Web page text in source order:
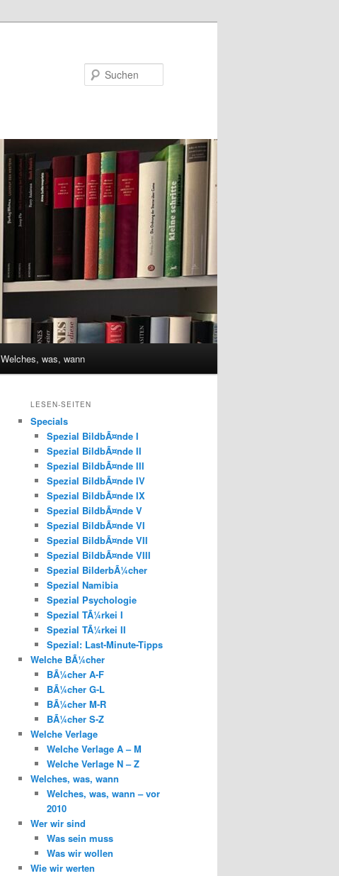
Welches, was, wann
LESEN-SEITEN
Specials
Spezial BildbÃ¤nde I
Spezial BildbÃ¤nde II
Spezial BildbÃ¤nde III
Spezial BildbÃ¤nde IV
Spezial BildbÃ¤nde IX
Spezial BildbÃ¤nde V
Spezial BildbÃ¤nde VI
Spezial BildbÃ¤nde VII
Spezial BildbÃ¤nde VIII
Spezial BilderbÃ¼cher
Spezial Namibia
Spezial Psychologie
Spezial TÃ¼rkei I
Spezial TÃ¼rkei II
Spezial: Last-Minute-Tipps
Welche BÃ¼cher
BÃ¼cher A-F
BÃ¼cher G-L
BÃ¼cher M-R
BÃ¼cher S-Z
Welche Verlage
Welche Verlage A – M
Welche Verlage N – Z
Welches, was, wann
Welches, was, wann – vor
2010
Wer wir sind
Was sein muss
Was wir wollen
Wie wir werten